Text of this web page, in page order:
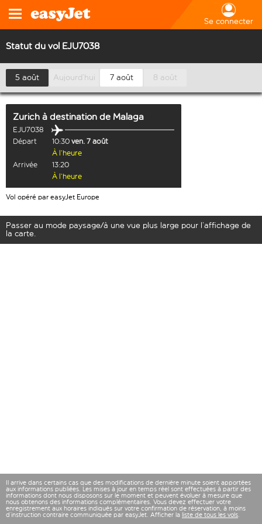
Se connecter
Statut du vol EJU7038
5 août Aujourd’hui 7 août 8 août
Zurich à destination de Malaga
EJU7038
Départ
10:30 ven. 7 août
À l’heure
Arrivée
13:20
À l’heure
Vol opéré par easyJet Europe
Passer au mode paysage/à une vue plus large pour l’affichage de
la carte.
Il arrive dans certains cas que des modifications de dernière minute soient apportées
aux informations publiées. Les mises à jour en temps réel sont effectuées à partir des
informations dont nous disposons sur le moment et peuvent évoluer à mesure que
nous obtenons des informations complémentaires. Vous devez effectuer votre
enregistrement aux horaires indiqués sur votre confirmation de réservation, à moins
d’instruction contraire communiquée par easyJet. Afficher la liste de tous les vols.